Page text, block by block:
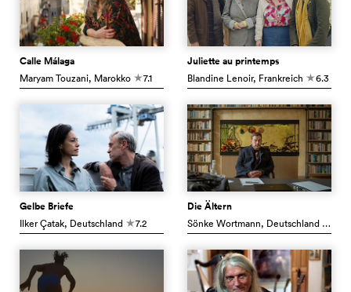
Calle Málaga
Maryam Touzani, Marokko c7.1
Juliette au printemps
Blandine Lenoir, Frankreich c6.3
Gelbe Briefe
Ilker Çatak, Deutschland c7.2
Die Ältern
Sönke Wortmann, Deutschland